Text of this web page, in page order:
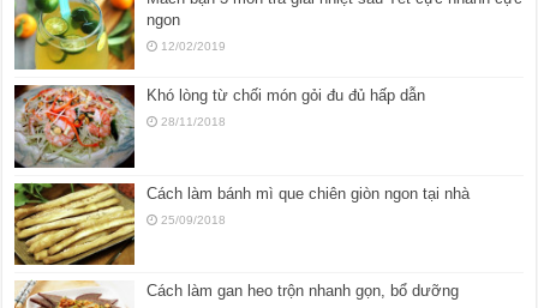
ngon
12/02/2019
Khó lòng từ chối món gỏi đu đủ hấp dẫn
28/11/2018
Cách làm bánh mì que chiên giòn ngon tại nhà
25/09/2018
Cách làm gan heo trộn nhanh gọn, bổ dưỡng